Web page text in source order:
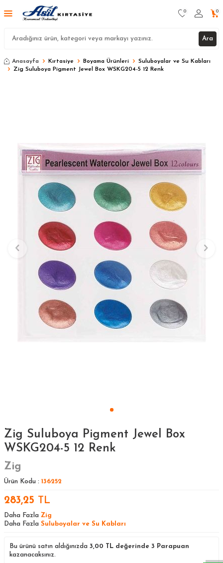
Ara
0 0
Anasayfa Kırtasiye Boyama Ürünleri
Suluboyalar ve Su Kabları
Zig Suluboya Pigment Jewel Box WSKG204-5 12 Renk
Zig Suluboya Pigment Jewel Box
WSKG204-5 12 Renk
Zig
Ürün Kodu : 136252
283,25 TL
Daha Fazla Zig
Daha Fazla Suluboyalar ve Su Kabları
Bu ürünü satın aldığınızda 3,00 TL değerinde 3 Parapuan
kazanacaksınız.